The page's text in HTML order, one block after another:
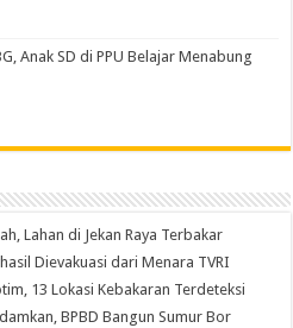
Anak SD di PPU Belajar Menabung
Lahan di Jekan Raya Terbakar
Dievakuasi dari Menara TVRI
13 Lokasi Kebakaran Terdeteksi
BPBD Bangun Sumur Bor